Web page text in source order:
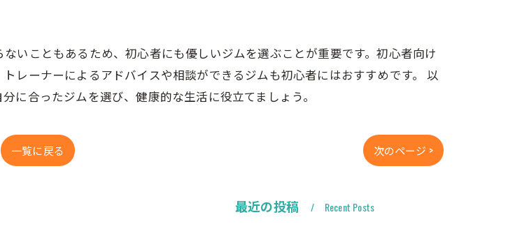
いこともあるため、初心者にも優しいジムを選ぶことが重要です。初心者向け
レーナーによるアドバイスや相談ができるジムも初心者にはおすすめです。 以
に合ったジムを選び、健康的な生活に役立てましょう。
一覧に戻る 次のページ >
最近の投稿 Recent Posts